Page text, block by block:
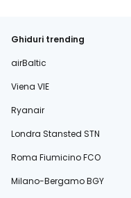
Ghiduri trending
airBaltic
Viena VIE
Ryanair
Londra Stansted STN
Roma Fiumicino FCO
Milano-Bergamo BGY